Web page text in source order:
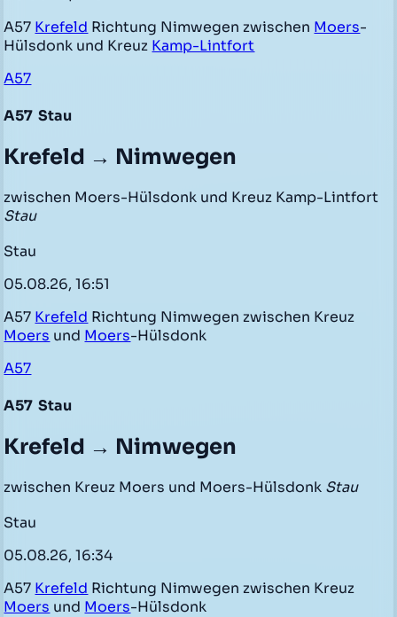
A57 Krefeld Richtung Nimwegen zwischen Moers-
Hülsdonk und Kreuz Kamp-Lintfort
A57
A57 Stau
Krefeld → Nimwegen
zwischen Moers-Hülsdonk und Kreuz Kamp-Lintfort
Stau
Stau
05.08.26, 16:51
A57 Krefeld Richtung Nimwegen zwischen Kreuz
Moers und Moers-Hülsdonk
A57
A57 Stau
Krefeld → Nimwegen
zwischen Kreuz Moers und Moers-Hülsdonk Stau
Stau
05.08.26, 16:34
A57 Krefeld Richtung Nimwegen zwischen Kreuz
Moers und Moers-Hülsdonk